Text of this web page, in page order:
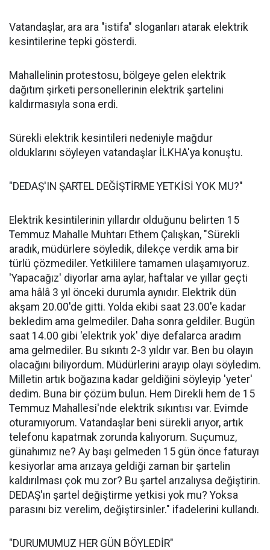
Vatandaşlar, ara ara "istifa" sloganları atarak elektrik
kesintilerine tepki gösterdi.
Mahallelinin protestosu, bölgeye gelen elektrik
dağıtım şirketi personellerinin elektrik şartelini
kaldırmasıyla sona erdi.
Sürekli elektrik kesintileri nedeniyle mağdur
olduklarını söyleyen vatandaşlar İLKHA'ya konuştu.
"DEDAŞ'IN ŞARTEL DEĞİŞTİRME YETKİSİ YOK MU?"
Elektrik kesintilerinin yıllardır olduğunu belirten 15
Temmuz Mahalle Muhtarı Ethem Çalışkan, "Sürekli
aradık, müdürlere söyledik, dilekçe verdik ama bir
türlü çözmediler. Yetkililere tamamen ulaşamıyoruz.
'Yapacağız' diyorlar ama aylar, haftalar ve yıllar geçti
ama hâlâ 3 yıl önceki durumla aynıdır. Elektrik dün
akşam 20.00'de gitti. Yolda ekibi saat 23.00'e kadar
bekledim ama gelmediler. Daha sonra geldiler. Bugün
saat 14.00 gibi 'elektrik yok' diye defalarca aradım
ama gelmediler. Bu sıkıntı 2-3 yıldır var. Ben bu olayın
olacağını biliyordum. Müdürlerini arayıp olayı söyledim.
Milletin artık boğazına kadar geldiğini söyleyip 'yeter'
dedim. Buna bir çözüm bulun. Hem Direkli hem de 15
Temmuz Mahallesi'nde elektrik sıkıntısı var. Evimde
oturamıyorum. Vatandaşlar beni sürekli arıyor, artık
telefonu kapatmak zorunda kalıyorum. Suçumuz,
günahımız ne? Ay başı gelmeden 15 gün önce faturayı
kesiyorlar ama arızaya geldiği zaman bir şartelin
kaldırılması çok mu zor? Bu şartel arızalıysa değiştirin.
DEDAŞ'ın şartel değiştirme yetkisi yok mu? Yoksa
parasını biz verelim, değiştirsinler." ifadelerini kullandı.
"DURUMUMUZ HER GÜN BÖYLEDİR"